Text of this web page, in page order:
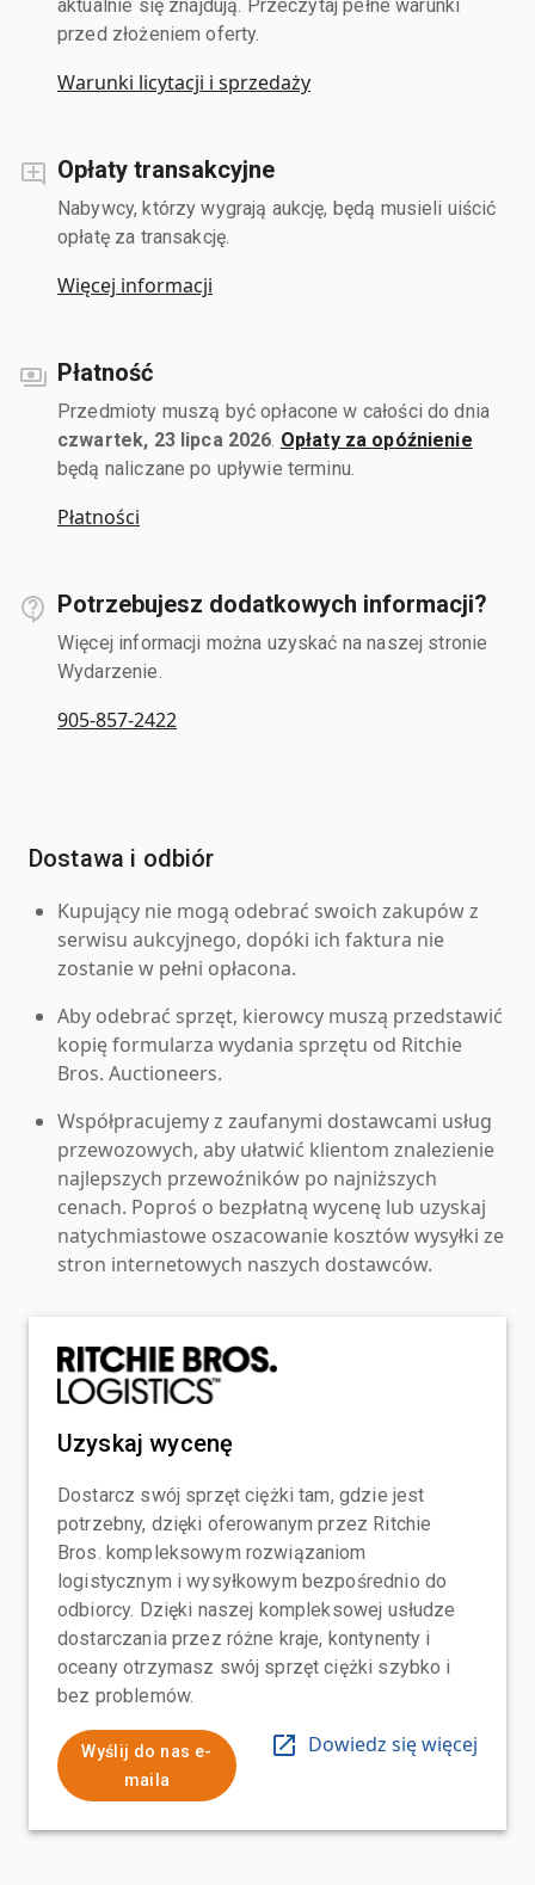
aktualnie się znajdują. Przeczytaj pełne warunki
przed złożeniem oferty.
Warunki licytacji i sprzedaży
Opłaty transakcyjne
Nabywcy, którzy wygrają aukcję, będą musieli uiścić
opłatę za transakcję.
Więcej informacji
Płatność
Przedmioty muszą być opłacone w całości do dnia
czwartek, 23 lipca 2026 Opłaty za opóźnienie
będą naliczane po upływie terminu.
Płatności
Potrzebujesz dodatkowych informacji?
Więcej informacji można uzyskać na naszej stronie
Wydarzenie.
905-857-2422
Dostawa i odbiór
Kupujący nie mogą odebrać swoich zakupów z
serwisu aukcyjnego, dopóki ich faktura nie
zostanie w pełni opłacona.
Aby odebrać sprzęt, kierowcy muszą przedstawić
kopię formularza wydania sprzętu od Ritchie
Bros. Auctioneers.
Współpracujemy z zaufanymi dostawcami usług
przewozowych, aby ułatwić klientom znalezienie
najlepszych przewoźników po najniższych
cenach. Poproś o bezpłatną wycenę lub uzyskaj
natychmiastowe oszacowanie kosztów wysyłki ze
stron internetowych naszych dostawców.
Uzyskaj wycenę
Dostarcz swój sprzęt ciężki tam, gdzie jest
potrzebny, dzięki oferowanym przez Ritchie
Bros. kompleksowym rozwiązaniom
logistycznym i wysyłkowym bezpośrednio do
odbiorcy. Dzięki naszej kompleksowej usłudze
dostarczania przez różne kraje, kontynenty i
oceany otrzymasz swój sprzęt ciężki szybko i
bez problemów.
Wyślij do nas e-
maila
Dowiedz się więcej